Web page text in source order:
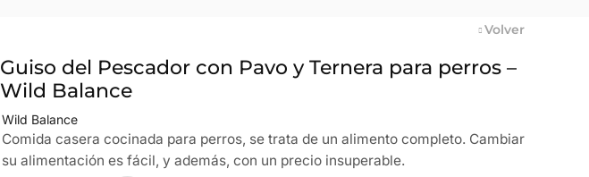
Volver
Guiso del Pescador con Pavo y Ternera para perros –
Wild Balance
Wild Balance
Comida casera cocinada para perros, se trata de un alimento completo. Cambiar
su alimentación es fácil, y además, con un precio insuperable.